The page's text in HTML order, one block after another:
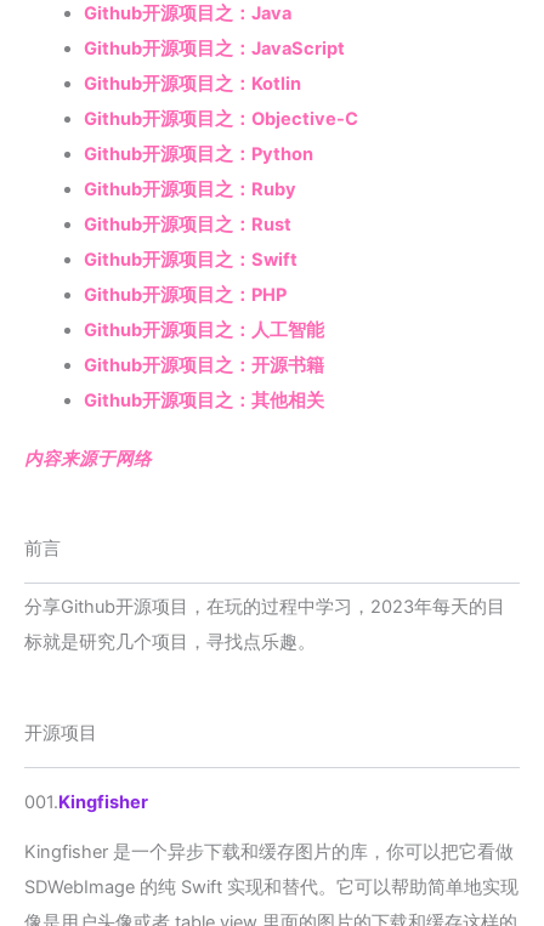
Github开源项目之：Java
Github开源项目之：JavaScript
Github开源项目之：Kotlin
Github开源项目之：Objective-C
Github开源项目之：Python
Github开源项目之：Ruby
Github开源项目之：Rust
Github开源项目之：Swift
Github开源项目之：PHP
Github开源项目之：人工智能
Github开源项目之：开源书籍
Github开源项目之：其他相关
内容来源于网络
前言
分享Github开源项目，在玩的过程中学习，2023年每天的目
标就是研究几个项目，寻找点乐趣。
开源项目
001.Kingfisher
Kingfisher 是一个异步下载和缓存图片的库，你可以把它看做
SDWebImage 的纯 Swift 实现和替代。它可以帮助简单地实现